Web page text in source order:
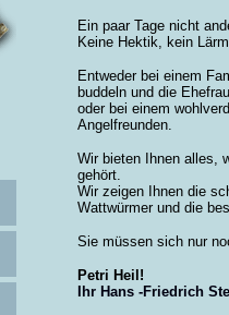
Ein paar Tage nicht
Keine Hektik, kein
Entweder bei einem
buddeln und die
oder bei einem
Angelfreunden.
Wir bieten Ihnen alles,
gehört.
Wir zeigen Ihnen die
Wattwürmer und die
Sie müssen sich nur
Petri Heil!
Ihr Hans -Friedrich